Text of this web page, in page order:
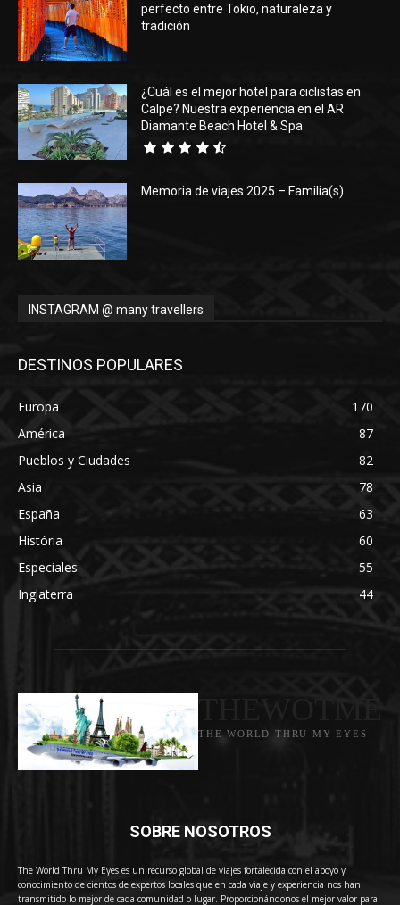
perfecto entre Tokio, naturaleza y
tradición
¿Cuál es el mejor hotel para ciclistas en
Calpe? Nuestra experiencia en el AR
Diamante Beach Hotel & Spa
Memoria de viajes 2025 – Familia(s)
INSTAGRAM @ many travellers
DESTINOS POPULARES
Europa
170
América
87
Pueblos y Ciudades
82
Asia
78
España
63
História
60
Especiales
55
Inglaterra
44
THE WORLD THRU MY EYES
SOBRE NOSOTROS
The World Thru My Eyes es un recurso global de viajes fortalecida con el apoyo y
conocimiento de cientos de expertos locales que en cada viaje y experiencia nos han
transmitido lo mejor de cada comunidad o lugar. Proporcionándonos el mejor valor para